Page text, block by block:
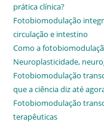
prática clínica?
Fotobiomodulação
circulação e intestino
Como a
Neuroplasticidade,
Fotobiomodulação
que a ciência diz até
Fotobiomodulação
terapêuticas